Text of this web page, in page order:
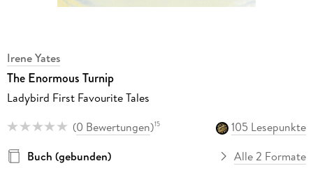
Irene Yates
The Enormous Turnip
Ladybird First Favourite Tales
(0 Bewertungen)15
105 Lesepunkte
Buch (gebunden)
Alle 2 Formate